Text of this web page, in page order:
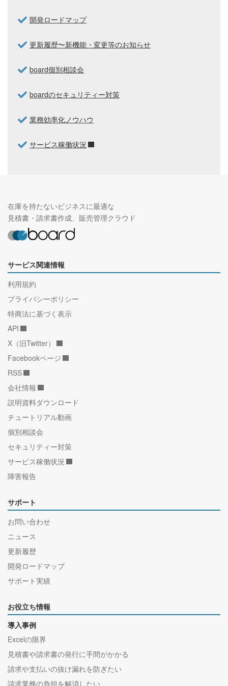
開発ロードマップ
更新履歴〜新機能・変更等のお知らせ
board個別相談会
boardのセキュリティー対策
業務効率化ノウハウ
サービス稼働状況
在庫を持たないビジネスに最適な
見積書・請求書作成、販売管理クラウド
サービス関連情報
利用規約
プライバシーポリシー
特商法に基づく表示
API
X（旧Twitter）
Facebookページ
RSS
会社情報
説明資料ダウンロード
チュートリアル動画
個別相談会
セキュリティー対策
サービス稼働状況
障害報告
サポート
お問い合わせ
ニュース
更新履歴
開発ロードマップ
サポート実績
お役立ち情報
導入事例
Excelの限界
見積書や請求書の発行に手間がかかる
請求や支払いの抜け漏れを防ぎたい
請求業務の負担を解消したい